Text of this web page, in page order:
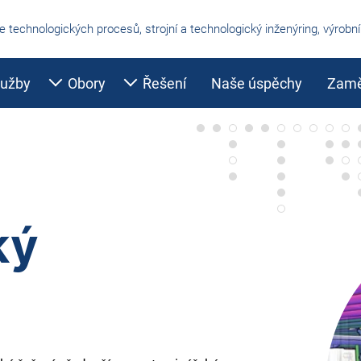
technologických procesů, strojní a technologický inženýring,
Obory Řešení Naše úspěchy
výrobní informační systémy pro